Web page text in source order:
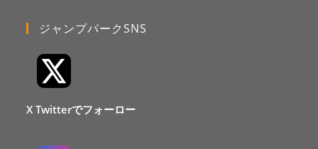
ジャンプパークSNS
X Twitterでフォーロー